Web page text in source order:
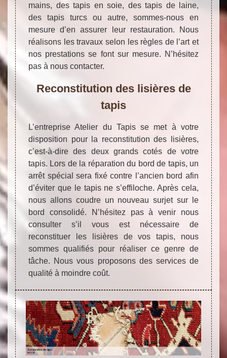
mains, des tapis en soie, des tapis de laine,
des tapis turcs ou autre, sommes-nous en
mesure d’en assurer leur restauration. Nous
réalisons les travaux selon les règles de l’art et
nos prestations se font sur mesure. N’hésitez
pas à nous contacter.
Reconstitution des lisières de
tapis
L’entreprise Atelier du Tapis se met à votre
disposition pour la reconstitution des lisières,
c’est-à-dire des deux grands cotés de votre
tapis. Lors de la réparation du bord de tapis, un
arrêt spécial sera fixé contre l’ancien bord afin
d’éviter que le tapis ne s’effiloche. Après cela,
nous allons coudre un nouveau surjet sur le
bord consolidé. N’hésitez pas à venir nous
consulter s’il vous est nécessaire de
reconstituer les lisières de vos tapis, nous
sommes qualifiés pour réaliser ce genre de
tâche. Nous vous proposons des services de
qualité à moindre coût.